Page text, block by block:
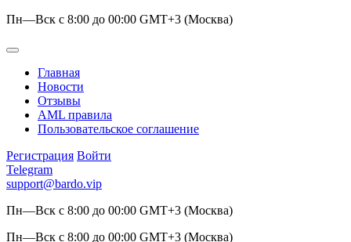
Пн—Вск с 8:00 до 00:00 GMT+3 (Москва)
Главная
Новости
Отзывы
AML правила
Пользовательское соглашение
Регистрация Войти
Telegram
support@bardo.vip
Пн—Вск с 8:00 до 00:00 GMT+3 (Москва)
Пн—Вск с 8:00 до 00:00 GMT+3 (Москва)